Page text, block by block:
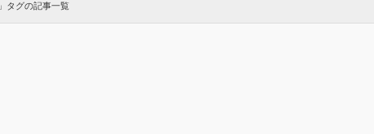
」タグの記事一覧